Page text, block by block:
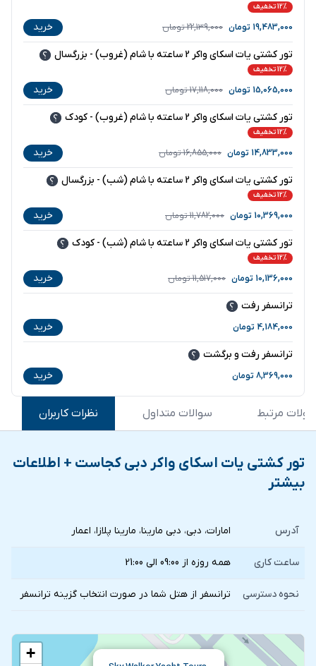
12% تخفیف
19,483,000 تومان 22,139,000تومان خرید
تور کشتی یات اسکای واکر 2 ساعته با شام (غروب) - بزرگسال
12% تخفیف
15,065,000 تومان 17,118,000تومان خرید
تور کشتی یات اسکای واکر 2 ساعته با شام (غروب) - کودک
12% تخفیف
14,833,000 تومان 16,855,000تومان خرید
تور کشتی یات اسکای واکر 2 ساعته با شام (شب) - بزرگسال
12% تخفیف
10,369,000 تومان 11,782,000تومان خرید
تور کشتی یات اسکای واکر 2 ساعته با شام (شب) - کودک
12% تخفیف
10,136,000 تومان 11,517,000تومان خرید
ترانسفر رفت
4,184,000 تومان خرید
ترانسفر رفت و برگشت
8,369,000 تومان خرید
مرتبط سوالات متداول نظرات کاربران
تور کشتی یات اسکای واکر دبی کجاست + اطلاعات
بیشتر
آدرس امارات، دبی، دبی مارینا، مارینا پلازا، اعمار
ساعت کاری همه روزه از 09:00 الی 21:00
نحوه دسترسی ترانسفر از هتل شما در صورت انتخاب گزينه ترانسفر
+